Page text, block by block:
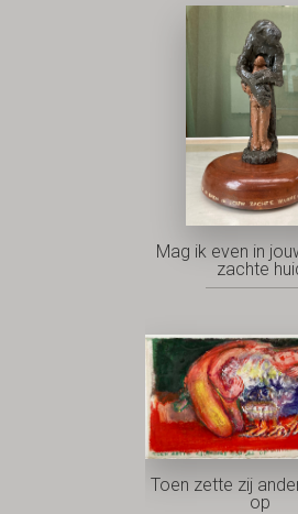
Mag ik even in
zachte
Toen zette zij
op